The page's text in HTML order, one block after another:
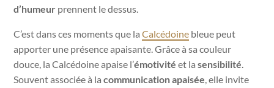
d’humeur prennent le dessus.
C’est dans ces moments que laCalcédoine bleue peut
apporter une présence apaisante. Grâce à sa couleur
douce, la Calcédoineapaise l’émotivité et lasensibilité.
Souvent associée à lacommunication apaisée, elle invite